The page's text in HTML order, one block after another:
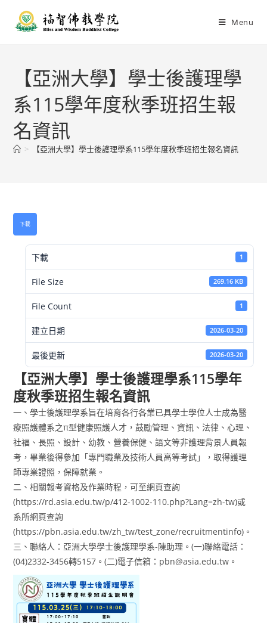
Menu
【亞洲大學】學士後護理學
系115學年度秋季班招生報
名資訊
> 【亞洲大學】學士後護理學系115學年度秋季班招生報名資訊
下載
下載 1
File Size 269.16 KB
File Count 1
建立日期 2026-03-20
最後更新 2026-03-20
【亞洲大學】學士後護理學系115學年
度秋季班招生報名資訊
一、學士後護理學系旨在培育各行各業已具學士學位人士成為醫
療照護體系之π型健康照護人才，鼓勵管理、資訊、法律、心理、
社福、長照、設計、幼教、營養保健、語文等非護理背景人員報
考，畢業後得參加「專門職業及技術人員高等考試」，取得護理
師專業證照，保障就業。
二、相關報考資格及作業時程，可至網頁查詢
(https://rd.asia.edu.tw/p/412-1002-110.php?Lang=zh-tw)或
系所網頁查詢
(https://pbn.asia.edu.tw/zh_tw/test_zone/recruitmentinfo)。
三、聯絡人：亞洲大學學士後護理學系-陳助理。(一)聯絡電話：
(04)2332-3456轉5157。(二)電子信箱：pbn@asia.edu.tw。